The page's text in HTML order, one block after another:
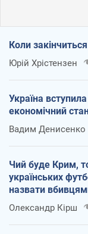
Коли
Юрій Хрістензен
Україна
економічний
Вадим Денисенко
Чий буде Крим,
українських
назвати
Олександр Кірш